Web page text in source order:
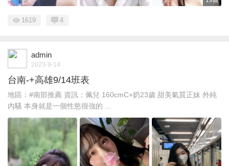
1619 4
admin
2023-9-14
台南-+高雄9/14班表
地區：#南部推薦 資訊：佩兒 160cmC+奶23歲 甜美氣質正妹 外純
內騷 本身就是一個性慾很強的 ...